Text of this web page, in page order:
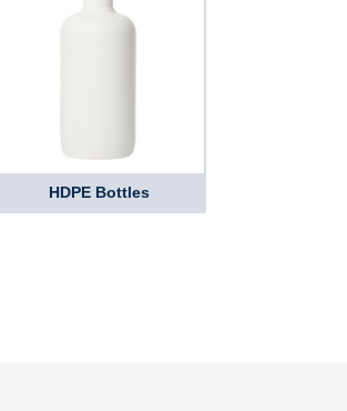
HDPE Bottles